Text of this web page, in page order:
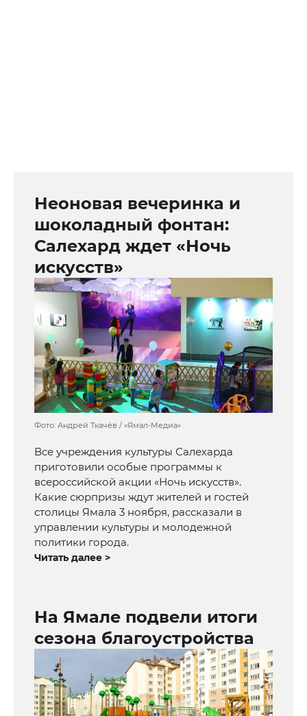
Неоновая вечеринка и
шоколадный фонтан:
Салехард ждет «Ночь
искусств»
Фото: Андрей Ткачёв / «Ямал-Медиа»
Все учреждения культуры Салехарда
приготовили особые программы к
всероссийской акции «Ночь искусств».
Какие сюрпризы ждут жителей и гостей
столицы Ямала 3 ноября, рассказали в
управлении культуры и молодежной
политики города.
Читать далее >
На Ямале подвели итоги
сезона благоустройства